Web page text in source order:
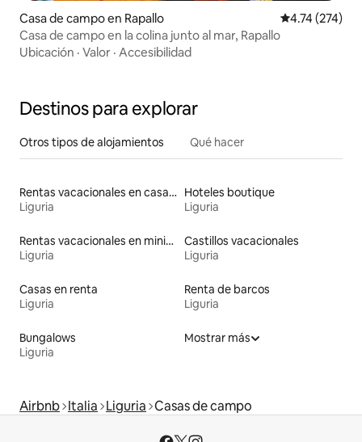
Casa de campo en Rapallo Calificación
4.74 (274)
Casa de campo en la colina junto al mar, Rapallo
Ubicación · Valor · Accesibilidad
Destinos para explorar
Otros tipos de alojamientos Qué hacer
Rentas vacacionales en casas adosadas
Liguria
Hoteles boutique
Liguria
Rentas vacacionales en minicasas
Liguria
Castillos vacacionales
Liguria
Casas en renta
Liguria
Renta de barcos
Liguria
Bungalows
Liguria
Mostrar más
Airbnb Italia Liguria Casas de campo